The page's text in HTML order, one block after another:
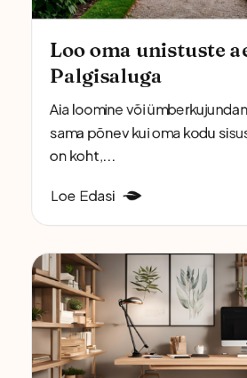
Loo oma unistuste
Palgisaluga
Aia loomine või
sama põnev kui oma kodu
on koht,...
Loe Edasi